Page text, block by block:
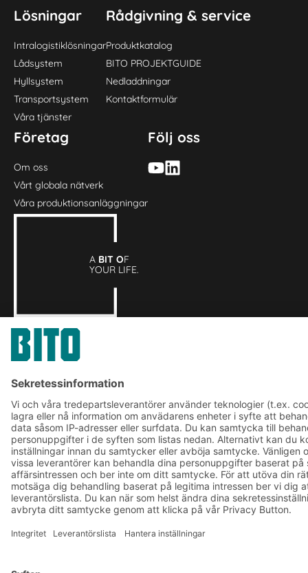
Lösningar
Intralogistiklösningar
Lådsystem
Hyllsystem
Transportsystem
Våra tjänster
Rådgivning & service
Produktkatalog
BITO PROJEKTGUIDE
Nedladdningar
Kontaktformulär
Företag
Om oss
Vårt globala nätverk
Våra produktionsanläggningar
Följ oss
A BIT OF
YOUR LIFE.
042-151 910
© 2026 BITO-Lagertechnik Bittmann GmbH
Design och implementering+ | LOUISINTERNET
Erbjudandet riktar sig till industri, hantverk, handel och fria
yrken för användning i självständig, professionell eller
kommersiell verksamhet.
Försäljnings- och leveransvillkorIntegritetspolicy
Juridisk informationInställningar för sekretess